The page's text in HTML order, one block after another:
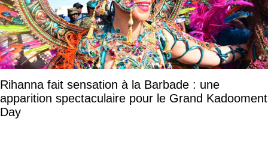
Rihanna fait sensation à la Barbade : une
apparition spectaculaire pour le Grand Kadooment
Day